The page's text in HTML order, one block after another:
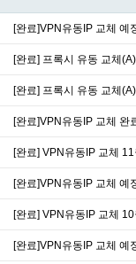
[완료]VPN유동IP 교체 예
[완료] 프록시 유동 교체
[완료] 프록시 유동 교체
[완료]VPN유동IP 교체
[완료] VPN유동IP 교체
[완료]VPN유동IP 교체 예
[완료] VPN유동IP 교체
[완료]VPN유동IP 교체